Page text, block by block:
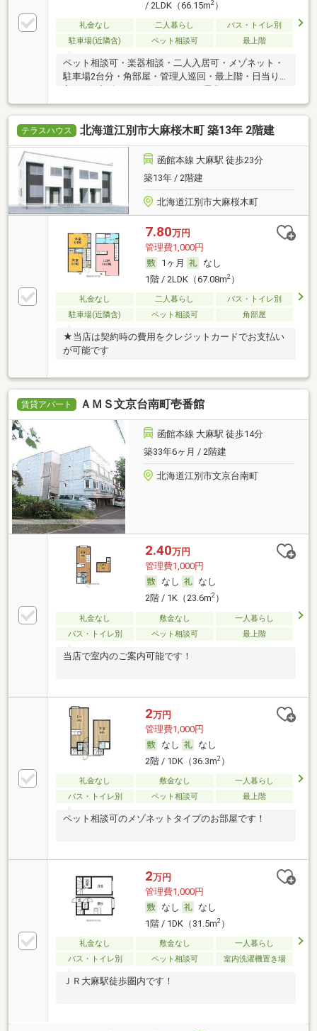
/ 2LDK（66.15m2）
礼金なし 二人暮らし
バス・トイレ別
駐車場(近隣含)
ペット相談可 最上階
ペット相談可・楽器相談・二人入居可・メゾネット・
駐車場2台分・角部屋・管理人巡回・最上階・日当り
可・初期費用カード決済可
テラスハウス 北海道江別市大麻桜木町 築13年 2階建
函館本線 大麻駅 徒歩23分
築13年 / 2階建
北海道江別市大麻桜木町
7.80万円
管理費1,000円
1ヶ月
なし
1階 / 2LDK（67.08m2）
礼金なし 二人暮らし
バス・トイレ別
駐車場(近隣含)
ペット相談可 角部屋
★当店は契約時の費用をクレジットカードでお支払い
が可能です
賃貸アパート ＡＭＳ文京台南町壱番館
函館本線 大麻駅 徒歩14分
築33年6ヶ月 / 2階建
北海道江別市文京台南町
2.40万円
管理費1,000円
なし
なし
2階 / 1K（23.6m2）
礼金なし 敷金なし
一人暮らし
バス・トイレ別
ペット相談可 最上階
当店で室内のご案内可能です！
2万円
管理費1,000円
なし
なし
2階 / 1DK（36.3m2）
礼金なし 敷金なし
一人暮らし
バス・トイレ別
ペット相談可 最上階
ペット相談可のメゾネットタイプのお部屋です！
2万円
管理費1,000円
なし
なし
1階 / 1DK（31.5m2）
礼金なし 敷金なし
一人暮らし
バス・トイレ別
ペット相談可 室内洗濯機置き場
ＪＲ大麻駅徒歩圏内です！